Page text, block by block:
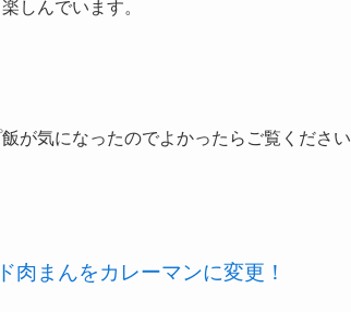
しんでいます。
が気になったのでよかったらご覧ください
肉まんをカレーマンに変更！